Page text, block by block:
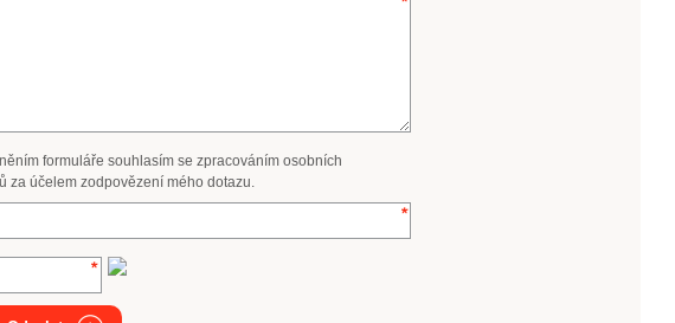
formuláře souhlasím se zpracováním osobních
za účelem zodpovězení mého dotazu.